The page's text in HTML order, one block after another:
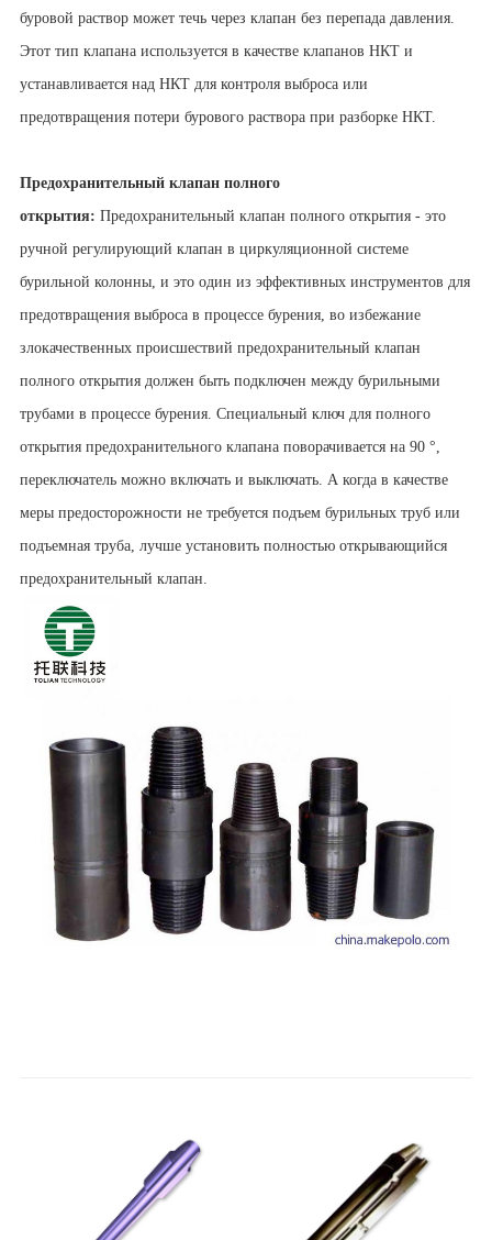
буровой раствор может течь через клапан без перепада давления.
Этот тип клапана используется в качестве клапанов НКТ и
устанавливается над НКТ для контроля выброса или
предотвращения потери бурового раствора при разборке НКТ.
Предохранительный клапан полного
открытия: Предохранительный клапан полного открытия - это
ручной регулирующий клапан в циркуляционной системе
бурильной колонны, и это один из эффективных инструментов для
предотвращения выброса в процессе бурения, во избежание
злокачественных происшествий предохранительный клапан
полного открытия должен быть подключен между бурильными
трубами в процессе бурения. Специальный ключ для полного
открытия предохранительного клапана поворачивается на 90 °,
переключатель можно включать и выключать. А когда в качестве
меры предосторожности не требуется подъем бурильных труб или
подъемная труба, лучше установить полностью открывающийся
предохранительный клапан.